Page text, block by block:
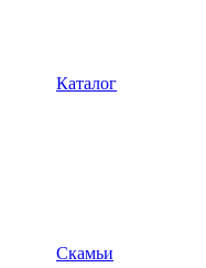
Каталог
Скамьи